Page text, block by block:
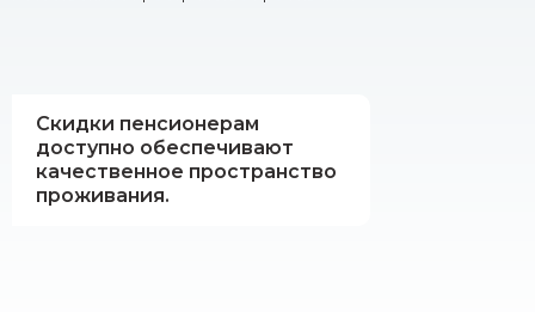
Скидки пенсионерам
доступно обеспечивают
качественное пространство
проживания.